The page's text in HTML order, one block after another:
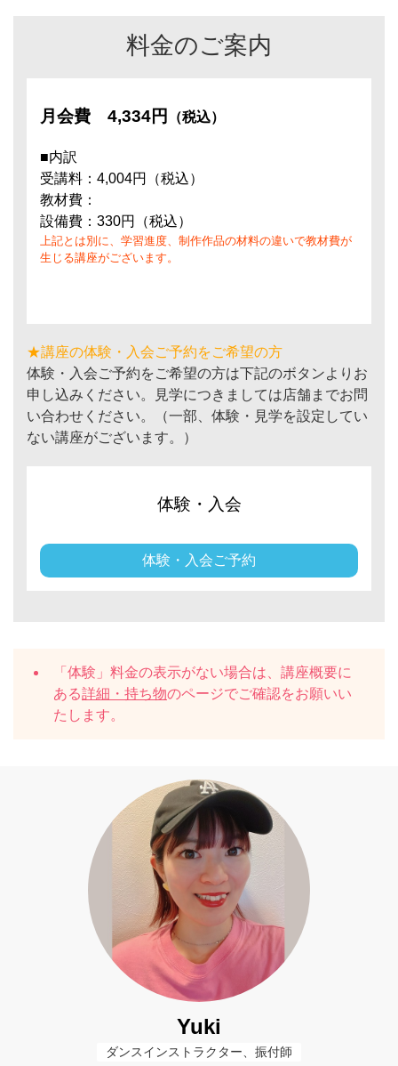
料金のご案内
月会費 4,334円 （税込）
■内訳
受講料：4,004円（税込）
教材費：
設備費：330円（税込）
上記とは別に、学習進度、制作作品の材料の違いで教材費が
生じる講座がございます。
★講座の体験・入会ご予約をご希望の方
体験・入会ご予約をご希望の方は下記のボタンよりお
申し込みください。見学につきましては店舗までお問
い合わせください。（一部、体験・見学を設定してい
ない講座がございます。）
体験・入会
体験・入会ご予約
「体験」料金の表示がない場合は、講座概要に
ある詳細・持ち物のページでご確認をお願いい
たします。
Yuki
ダンスインストラクター、振付師